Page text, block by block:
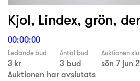
Kjol, Lindex, grön,
00:00:00
Ledande bud
3 kr
Antal bud
3 bud
Auktionen
sön 7 jun
Auktionen har avslutats